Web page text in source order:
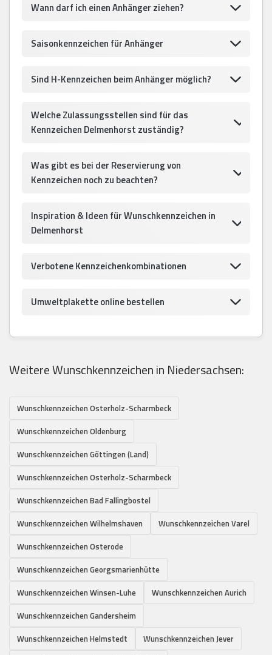
Wann darf ich einen Anhänger ziehen?
Saisonkennzeichen für Anhänger
Sind H-Kennzeichen beim Anhänger möglich?
Welche Zulassungsstellen sind für das
Kennzeichen Delmenhorst zuständig?
Was gibt es bei der Reservierung von
Kennzeichen noch zu beachten?
Inspiration & Ideen für Wunschkennzeichen in
Delmenhorst
Verbotene Kennzeichenkombinationen
Umweltplakette online bestellen
Weitere Wunschkennzeichen in Niedersachsen:
Wunschkennzeichen Osterholz-Scharmbeck
Wunschkennzeichen Oldenburg
Wunschkennzeichen Göttingen (Land)
Wunschkennzeichen Osterholz-Scharmbeck
Wunschkennzeichen Bad Fallingbostel
Wunschkennzeichen Wilhelmshaven
Wunschkennzeichen Varel
Wunschkennzeichen Osterode
Wunschkennzeichen Georgsmarienhütte
Wunschkennzeichen Winsen-Luhe
Wunschkennzeichen Aurich
Wunschkennzeichen Gandersheim
Wunschkennzeichen Helmstedt
Wunschkennzeichen Jever